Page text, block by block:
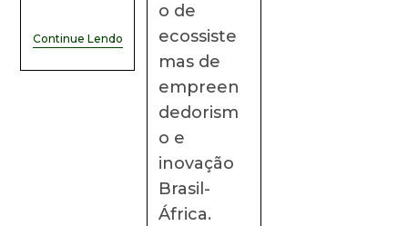
Continue Lendo
o de
ecossiste
mas de
empreen
dedorism
o e
inovação
Brasil-
África.